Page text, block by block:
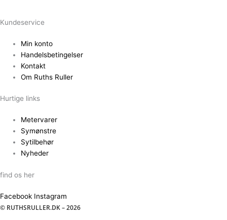
Kundeservice
Min konto
Handelsbetingelser
Kontakt
Om Ruths Ruller
Hurtige links
Metervarer
Symønstre
Sytilbehør
Nyheder
find os her
Facebook Instagram
© RUTHSRULLER.DK – 2026